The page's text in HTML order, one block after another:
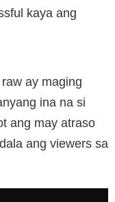
kaya ang
ay maging
ina na si
ang may atraso
ang viewers sa